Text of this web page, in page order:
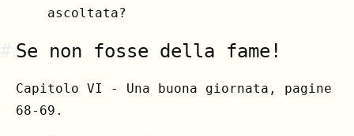
ascoltata?
Se non fosse della fame!
Capitolo VI - Una buona giornata, pagine
68-69.